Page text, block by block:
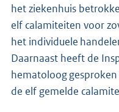
het ziekenhuis
elf calamiteiten voor
het individuele
Daarnaast heeft de
hematoloog
de elf gemelde